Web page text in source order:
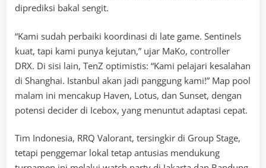
diprediksi bakal sengit.
“Kami sudah perbaiki koordinasi di late game. Sentinels
kuat, tapi kami punya kejutan,” ujar MaKo, controller
DRX. Di sisi lain, TenZ optimistis: “Kami pelajari kesalahan
di Shanghai. Istanbul akan jadi panggung kami!” Map pool
malam ini mencakup Haven, Lotus, dan Sunset, dengan
potensi decider di Icebox, yang menuntut adaptasi cepat.
Tim Indonesia, RRQ Valorant, tersingkir di Group Stage,
tetapi penggemar lokal tetap antusias mendukung